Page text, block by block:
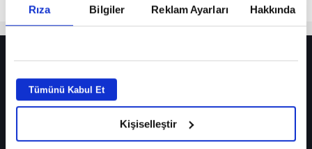
Rıza Bilgiler Reklam Ayarları Hakkında
Tümünü Kabul Et
Kişiselleştir
Fenerbahçe’de sürpriz ayrılık ihtimali! Devre arasında gelmişti
Fenerbahçe’nin yeni transferi Mason Greenwood için olay sözler!
Galatasaray’da rota yeniden Thiago Almada!